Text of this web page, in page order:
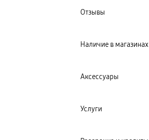
Отзывы
Наличие в магазинах
Аксессуары
Услуги